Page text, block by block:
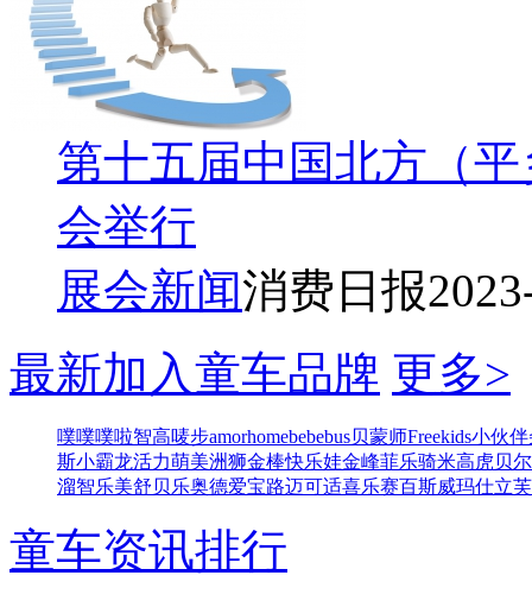
第十五届中国北方（
会举行
展会新闻消费日报
最新加入童车品牌 更多>
噗噗噗啦智高唛步amorhomebebebus贝蒙师Freekids小伙伴
斯小霸龙活力萌美洲狮金棒快乐娃金峰菲乐骑米高虎贝尔
溜智乐美舒贝乐奥德爱宝路迈可适喜乐赛百斯威玛仕立芙
童车资讯排行